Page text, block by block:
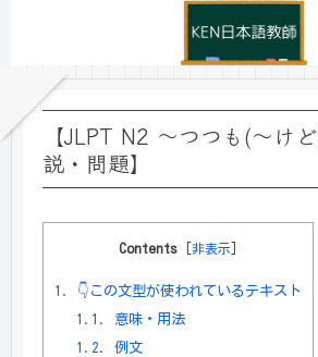
【JLPT N2 ～つつも(～け
説・問題】
Contents 非表示
1.
👇この文型が使われているテキスト
1.1.
意味・用法
1.2.
例文